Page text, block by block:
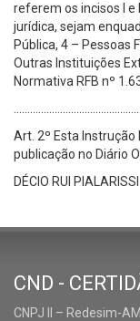
referem os incisos I e
jurídica, sejam
Pública, 4 – Pessoas
Outras Instituições
Normativa RFB nº
Art. 2º Esta
publicação no Diário
DÉCIO RUI PIALARISSI
CND -
CNPJ II – Redesim-AM